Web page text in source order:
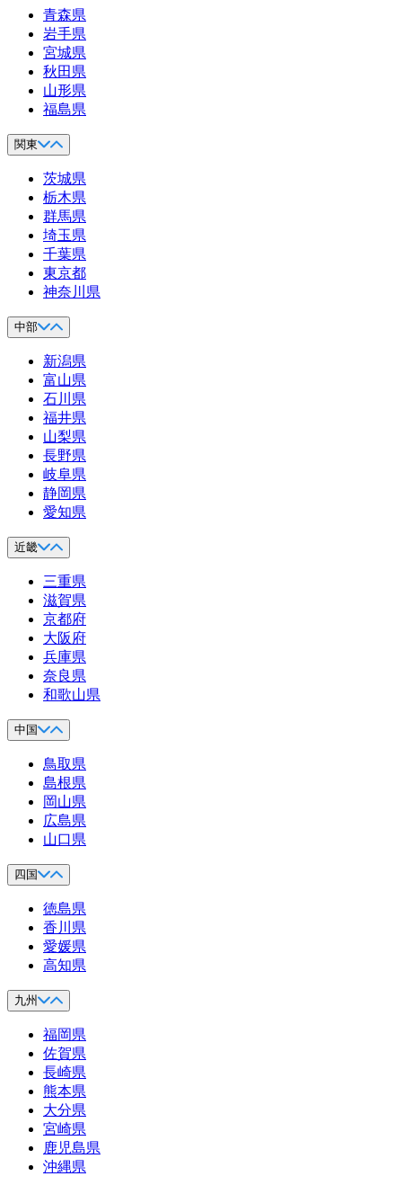
青森県
岩手県
宮城県
秋田県
山形県
福島県
関東
茨城県
栃木県
群馬県
埼玉県
千葉県
東京都
神奈川県
中部
新潟県
富山県
石川県
福井県
山梨県
長野県
岐阜県
静岡県
愛知県
近畿
三重県
滋賀県
京都府
大阪府
兵庫県
奈良県
和歌山県
中国
鳥取県
島根県
岡山県
広島県
山口県
四国
徳島県
香川県
愛媛県
高知県
九州
福岡県
佐賀県
長崎県
熊本県
大分県
宮崎県
鹿児島県
沖縄県